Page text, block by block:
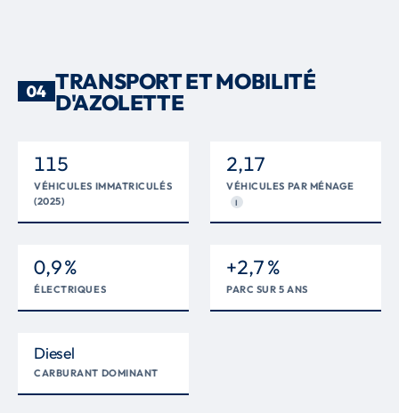
04 TRANSPORT ET MOBILITÉ
D'AZOLETTE
115
VÉHICULES IMMATRICULÉS
(2025)
2,17
VÉHICULES PAR MÉNAGE
I
0,9 %
ÉLECTRIQUES
+2,7 %
PARC SUR 5 ANS
Diesel
CARBURANT DOMINANT